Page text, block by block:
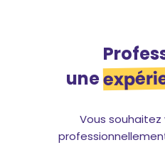
une
Vous